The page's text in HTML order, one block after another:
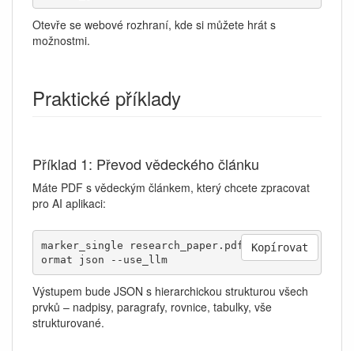
Otevře se webové rozhraní, kde si můžete hrát s
možnostmi.
Praktické příklady
Příklad 1: Převod vědeckého článku
Máte PDF s vědeckým článkem, který chcete zpracovat
pro AI aplikaci:
marker_single research_paper.pdf --output_f
ormat json --use_llm
Kopírovat
Výstupem bude JSON s hierarchickou strukturou všech
prvků – nadpisy, paragrafy, rovnice, tabulky, vše
strukturované.